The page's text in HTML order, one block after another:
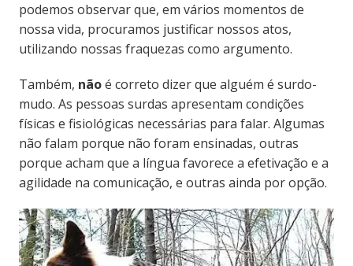
podemos observar que, em vários momentos de
nossa vida, procuramos justificar nossos atos,
utilizando nossas fraquezas como argumento.
Também, nãoé correto dizer que alguém é surdo-
mudo. As pessoas surdas apresentam condições
físicas e fisiológicas necessárias para falar. Algumas
não falam porque não foram ensinadas, outras
porque acham que a língua favorece a efetivação e a
agilidade na comunicação, e outras ainda por opção.